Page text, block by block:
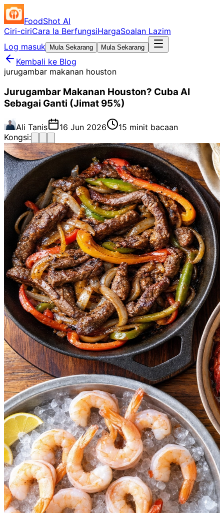
FoodShot AI
Ciri-ciriCara Ia BerfungsiHargaSoalan Lazim
Log masuk
Mula Sekarang Mula Sekarang
Kembali ke Blog
jurugambar makanan houston
Jurugambar Makanan Houston? Cuba AI
Sebagai Ganti (Jimat 95%)
Ali Tanis 16 Jun 2026
15 minit bacaan
Kongsi: